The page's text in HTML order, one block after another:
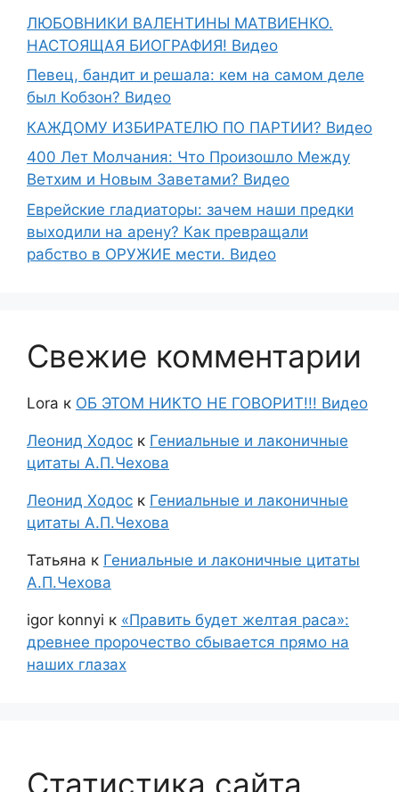
ЛЮБОВНИКИ ВАЛЕНТИНЫ МАТВИЕНКО.
НАСТОЯЩАЯ БИОГРАФИЯ! Видео
Певец, бандит и решала: кем на самом деле
был Кобзон? Видео
КАЖДОМУ ИЗБИРАТЕЛЮ ПО ПАРТИИ? Видео
400 Лет Молчания: Что Произошло Между
Ветхим и Новым Заветами? Видео
Еврейские гладиаторы: зачем наши предки
выходили на арену? Как превращали
рабство в ОРУЖИЕ мести. Видео
Свежие комментарии
Lora к ОБ ЭТОМ НИКТО НЕ ГОВОРИТ!!! Видео
Леонид Ходос к Гениальные и лаконичные
цитаты А.П.Чехова
Леонид Ходос к Гениальные и лаконичные
цитаты А.П.Чехова
Татьяна к Гениальные и лаконичные цитаты
А.П.Чехова
igor konnyi к «Править будет желтая раса»:
древнее пророчество сбывается прямо на
наших глазах
Статистика сайта